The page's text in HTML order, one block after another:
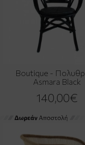
Boutique -
Asmara Black
140,00€